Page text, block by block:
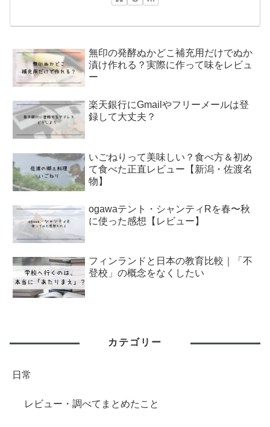
無印の発酵ぬかどこ補充用だけでぬか
漬け作れる？実際に作って味をレビュ
ー
楽天銀行にGmailやフリーメールは登
録して大丈夫？
いごねりって美味しい？食べ方＆初め
て食べた正直レビュー【新潟・佐渡名
物】
ogawaテント・シャンティRを春〜秋
に使った感想【レビュー】
フィンランドと日本の教育比較｜「不
登校」の概念をなくしたい
カテゴリー
日常
レビュー・調べてまとめたこと